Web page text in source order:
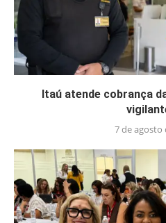
Itaú atende cobrança
7 de agosto